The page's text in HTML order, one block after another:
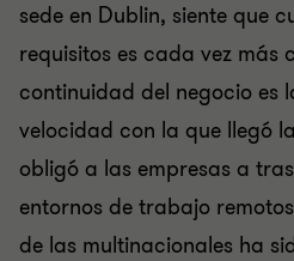
sede en Dublin, siente que
requisitos es cada vez más
continuidad del negocio es
velocidad con la que llegó
obligó a las empresas a
entornos de trabajo
de las multinacionales ha